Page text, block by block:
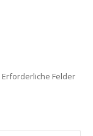
Erforderliche Felder